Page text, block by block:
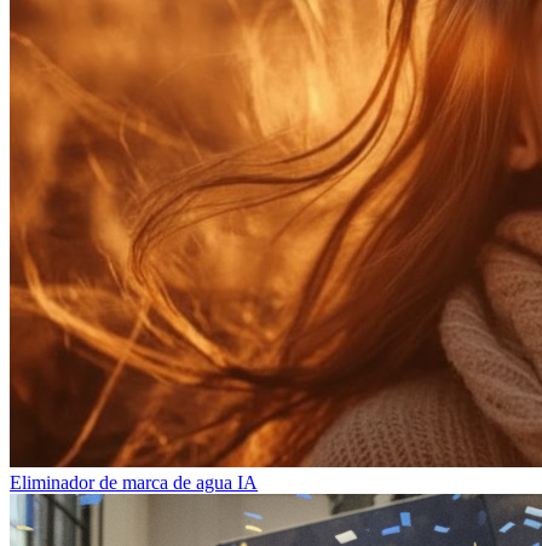
Eliminador de marca de agua IA